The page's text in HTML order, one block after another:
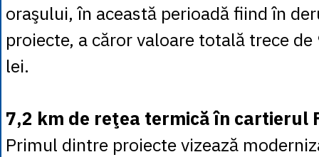
1 XDR= 5.9383
1 ZAR= 0.2318
oraşului, în această perioadă fiind în
proiecte, a căror valoare totală trece
lei.
7,2 km de reţea termică în cartierul
Primul dintre proiecte vizează